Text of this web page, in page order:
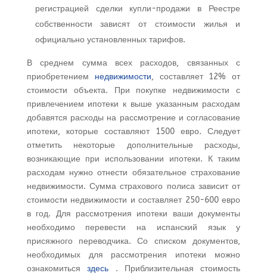
регистрацией сделки купли-продажи в Реестре
собственности зависят от стоимости жилья и
официально установленных тарифов.
В среднем сумма всех расходов, связанных с
приобретением недвижимости, составляет 12% от
стоимости объекта. При покупке недвижимости с
привлечением ипотеки к выше указанным расходам
добавятся расходы на рассмотрение и согласование
ипотеки, которые составляют 1500 евро. Следует
отметить некоторые дополнительные расходы,
возникающие при использовании ипотеки. К таким
расходам нужно отнести обязательное страхование
недвижимости. Сумма страхового полиса зависит от
стоимости недвижимости и составляет 250-600 евро
в год. Для рассмотрения ипотеки ваши документы
необходимо перевести на испанский язык у
присяжного переводчика. Со списком документов,
необходимых для рассмотрения ипотеки можно
ознакомитьсяздесь . Приблизительная стоимость